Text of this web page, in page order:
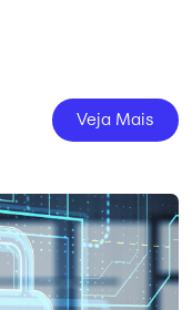
Veja Mais